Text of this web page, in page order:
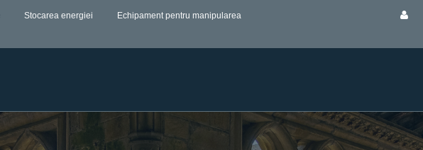
Stocarea energiei
Echipament pentru manipularea